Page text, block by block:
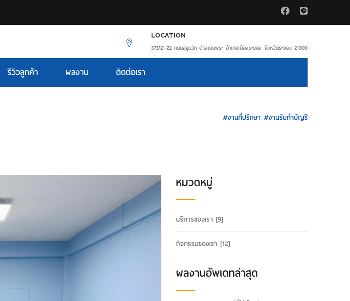
LOCATION
373/21-22 ถนนสุขุมวิท ตำลเนินพระ อำเภอเมืองระยอง จังหวัดระยอง 21000
รีวิวลูกค้า ผลงาน ติดต่อเรา
#งานที่ปรึกษา #งานรับทำบัญชี
หมวดหมู่
บริการของเรา [9]
กิจกรรมของเรา [12]
ผลงานอัพเดทล่าสุด